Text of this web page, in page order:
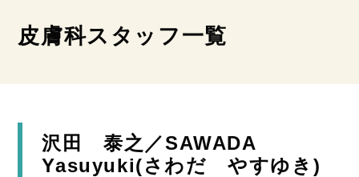
皮膚科スタッフ一覧
沢田 泰之／SAWADA
Yasuyuki(さわだ やすゆき)